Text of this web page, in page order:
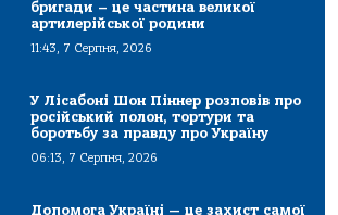
бригади – це частина великої
артилерійської родини
11:43, 7 Серпня, 2026
У Лісабоні Шон Піннер розповів про
російський полон, тортури та
боротьбу за правду про Україну
06:13, 7 Серпня, 2026
Допомога Україні — це захист самої